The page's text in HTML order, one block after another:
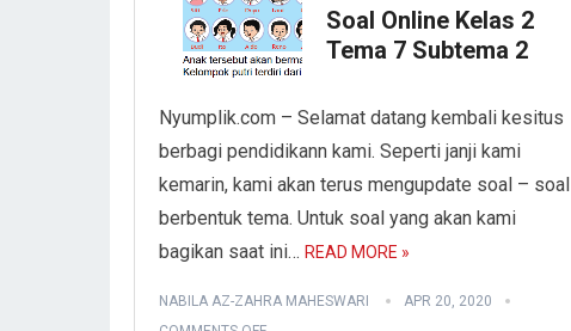
Soal Online Kelas 2
Tema 7 Subtema 2
Nyumplik.com – Selamat datang kembali kesitus
berbagi pendidikann kami. Seperti janji kami
kemarin, kami akan terus mengupdate soal – soal
berbentuk tema. Untuk soal yang akan kami
bagikan saat ini… READ MORE »
NABILA AZ-ZAHRA MAHESWARI
APR 20, 2020